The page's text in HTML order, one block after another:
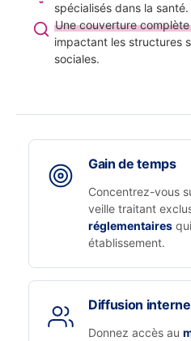
spécialisés dans la santé.
Une couverture complète
impactant les structures
sociales.
Gain de temps
Concentrez-vous
veille traitant
réglementaires
établissement.
Diffusion interne
Donnez accès au